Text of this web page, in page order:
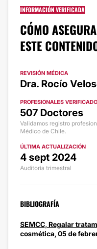
INFORMACIÓN VERIFICADA
CÓMO
ESTE
REVISIÓN MÉDICA
Dra. Rocío
PROFESIONALES
507 Doctores
Validamos registro
Médico de Chile.
ÚLTIMA ACTUALIZACIÓN
4 sept 2024
Auditoría trimestral
BIBLIOGRAFÍA
SEMCC, Regalar
cosmética, 05 de